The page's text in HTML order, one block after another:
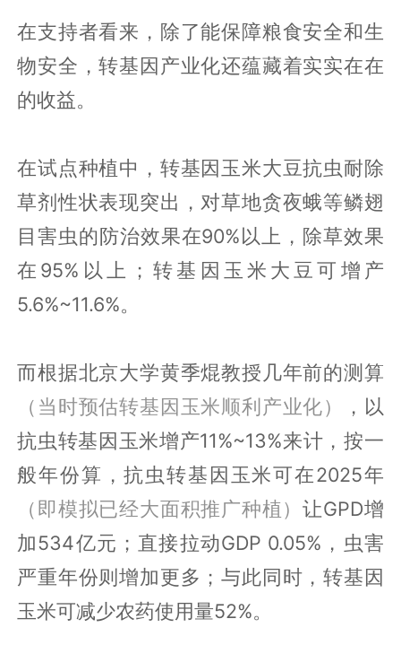
在支持者看来，除了能保障粮食安全和生
物安全，转基因产业化还蕴藏着实实在在
的收益。
在试点种植中，转基因玉米大豆抗虫耐除
草剂性状表现突出，对草地贪夜蛾等鳞翅
目害虫的防治效果在90%以上，除草效果
在95%以上；转基因玉米大豆可增产
5.6%~11.6%。
而根据北京大学黄季焜教授几年前的测算
（当时预估转基因玉米顺利产业化）
，以
抗虫转基因玉米增产11%~13%来计，按一
般年份算，抗虫转基因玉米可在2025年
（即模拟已经大面积推广种植）让GPD增
加534亿元；直接拉动GDP 0.05%，虫害
严重年份则增加更多；与此同时，转基因
玉米可减少农药使用量52%。